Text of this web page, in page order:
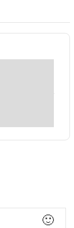
🙂